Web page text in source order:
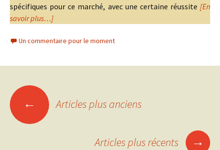
spécifiques pour ce marché, avec une certaine réussite [En
savoir plus…]
Un commentaire pour le moment
Navigation
des
← Articles plus anciens
Articles plus récents →